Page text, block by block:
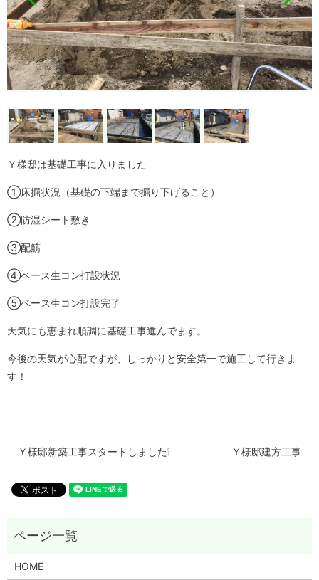
Ｙ様邸は基礎工事に入りました
➀床掘状況（基礎の下端まで掘り下げること）
➁防湿シート敷き
➂配筋
➃ベース生コン打設状況
➄ベース生コン打設完了
天気にも恵まれ順調に基礎工事進んでます。
今後の天気が心配ですが、しっかりと安全第一で施工して行きま
す！
Ｙ様邸新築工事スタートしました❕ Ｙ様邸建方工事
HOME